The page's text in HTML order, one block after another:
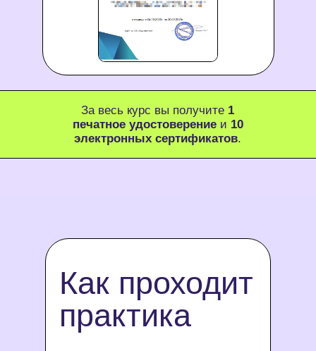
За весь курс вы получите 1
печатное удостоверениеи 10
электронных сертификатов.
Как проходит
практика